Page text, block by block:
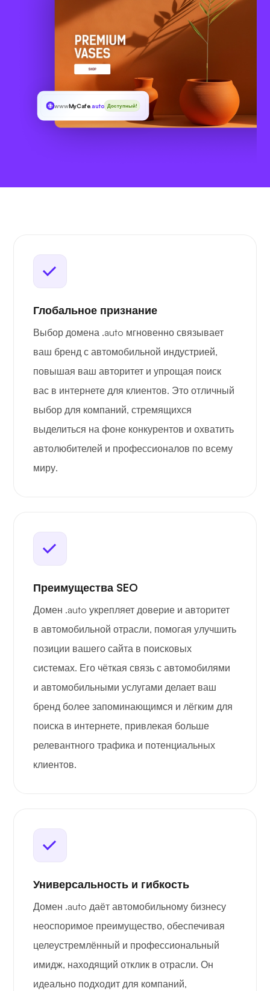
wwwMyCafe.auto Доступный!
Глобальное признание
Выбор домена .auto мгновенно связывает
ваш бренд с автомобильной индустрией,
повышая ваш авторитет и упрощая поиск
вас в интернете для клиентов. Это отличный
выбор для компаний, стремящихся
выделиться на фоне конкурентов и охватить
автолюбителей и профессионалов по всему
миру.
Преимущества SEO
Домен .auto укрепляет доверие и авторитет
в автомобильной отрасли, помогая улучшить
позиции вашего сайта в поисковых
системах. Его чёткая связь с автомобилями
и автомобильными услугами делает ваш
бренд более запоминающимся и лёгким для
поиска в интернете, привлекая больше
релевантного трафика и потенциальных
клиентов.
Универсальность и гибкость
Домен .auto даёт автомобильному бизнесу
неоспоримое преимущество, обеспечивая
целеустремлённый и профессиональный
имидж, находящий отклик в отрасли. Он
идеально подходит для компаний,